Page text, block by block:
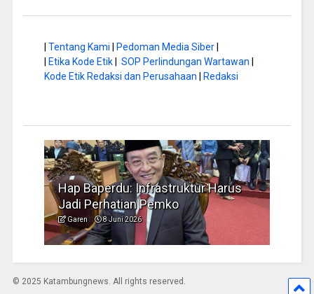
Tentang Kami Pedoman Media Siber|
Etika Kode Etik| SOP Perlindungan Wartawan
Kode Etik Redaksi dan Perusahaan
Redaksi
Musim Kemarau, DPRD Dorong
Pengelolaan Sampah yang Aman
Garen 6 Juni 2026
© 2025 Katambungnews. All rights reserved.